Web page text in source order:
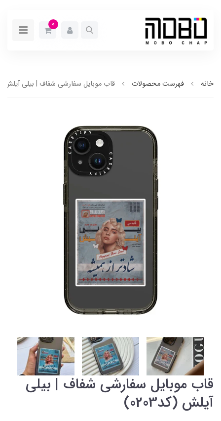
0
خانه فهرست محصولات قاب موبایل سفارشی شفاف | بیلی آیلش
قاب موبایل سفارشی شفاف | بیلی
آیلش (کد0203)